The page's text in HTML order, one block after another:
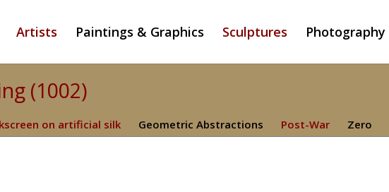
Artists Paintings & Graphics Sculptures Photography
(1002)
on artificial silk Geometric Abstractions Post-War Zero